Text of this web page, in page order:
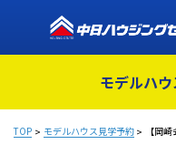
モデルハ
TOP モデルハウス見学予約 【岡